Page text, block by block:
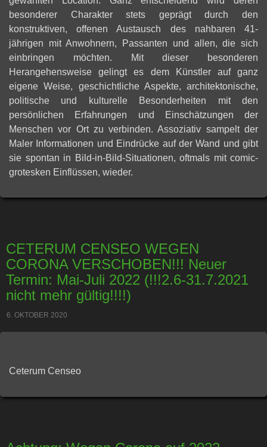
besonderer Charakter stets geprägt durch den
konstruktiven, offenen Austausch des nahbaren 41-
jährigen mit Anwohnern, Passanten und allen, die sich
einbringen möchten. Mit dieser besonderen
Herangehensweise gelingt es dem Künstler auf ganz
eigene Weise, geschichtliche Aspekte, architektonische,
politische und kulturelle Besonderheiten mit den
persönlichen Erfahrungen und Einschätzungen der
Menschen vor Ort zu verbinden. Assoziativ sampelt der
Maler Informationen und Eindrücke auf der Wand und gibt
sie spontan in Bild-in-Bild-Situationen, oftmals mit comic-
grotesken Einflüssen, wieder.
CETERUM CENSEO WEGEN
CORONA VERSCHOBEN!!! Neuer
Termin: Mai-Juli 2022 (!!!2.6-31.7.2021
nicht mehr gültig!!!!)
6. OKTOBER 2020
Ceterum Censeo